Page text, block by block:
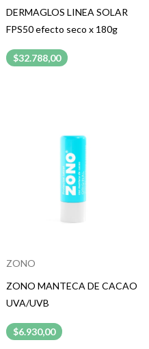
DERMAGLOS LINEA SOLAR
FPS50 efecto seco x 180g
$32.788,00
ZONO
ZONO MANTECA DE CACAO
UVA/UVB
$6.930,00